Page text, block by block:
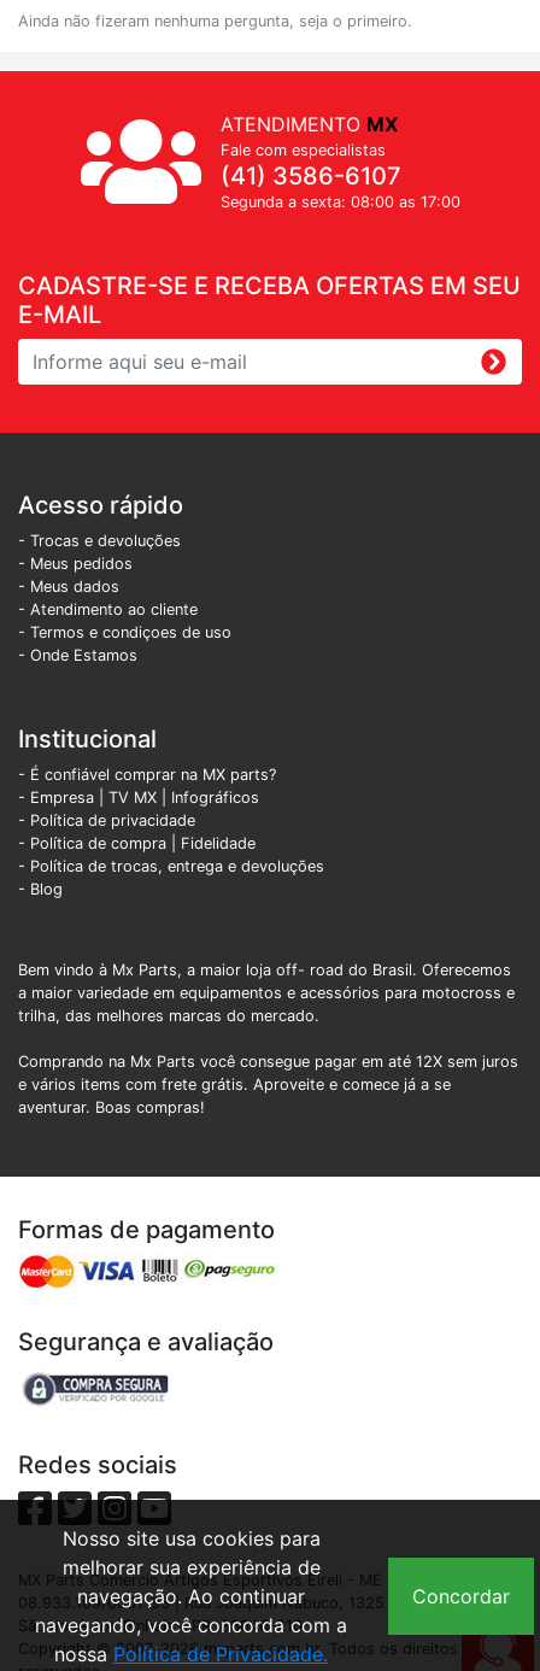
Ainda não fizeram nenhuma pergunta, seja o primeiro.
CADASTRE-SE E RECEBA OFERTAS EM SEU
E-MAIL
ATENDIMENTO MX
Fale com especialistas
(41) 3586-6107
Segunda a sexta: 08:00 as 17:00
Acesso rápido
- Trocas e devoluções
- Meus pedidos
- Meus dados
- Atendimento ao cliente
- Termos e condiçoes de uso
- Onde Estamos
Institucional
- É confiável comprar na MX parts?
- Empresa
TV MX
Infográficos
- Política de privacidade
- Política de compra | Fidelidade
- Política de trocas, entrega e devoluções
- Blog
Bem vindo à Mx Parts, a maior loja off- road do Brasil. Oferecemos
a maior variedade em equipamentos e acessórios para motocross e
trilha, das melhores marcas do mercado.
Comprando na Mx Parts você consegue pagar em até 12X sem juros
e vários items com frete grátis. Aproveite e comece já a se
aventurar. Boas compras!
Formas de pagamento
Segurança e avaliação
Redes sociais
MX Parts Comercio Artigos Esportivos Eireli - ME | CNPJ:
08.933.109/0001-93 | Rua Joaquim Nabuco, 1325 - São Cristóvão,
São José dos Pinhais - PR, 83040-210
Copyright © 2007-2026 mxparts.com.br. Todos os direitos
Nosso site usa cookies para
melhorar sua experiência de
navegação. Ao continuar
navegando, você concorda com a
nossa Política de Privacidade.
Concordar